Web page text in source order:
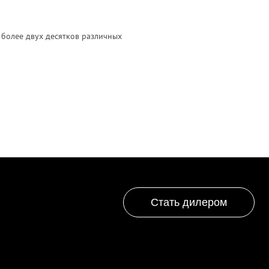
двух десятков различных
Стать дилером